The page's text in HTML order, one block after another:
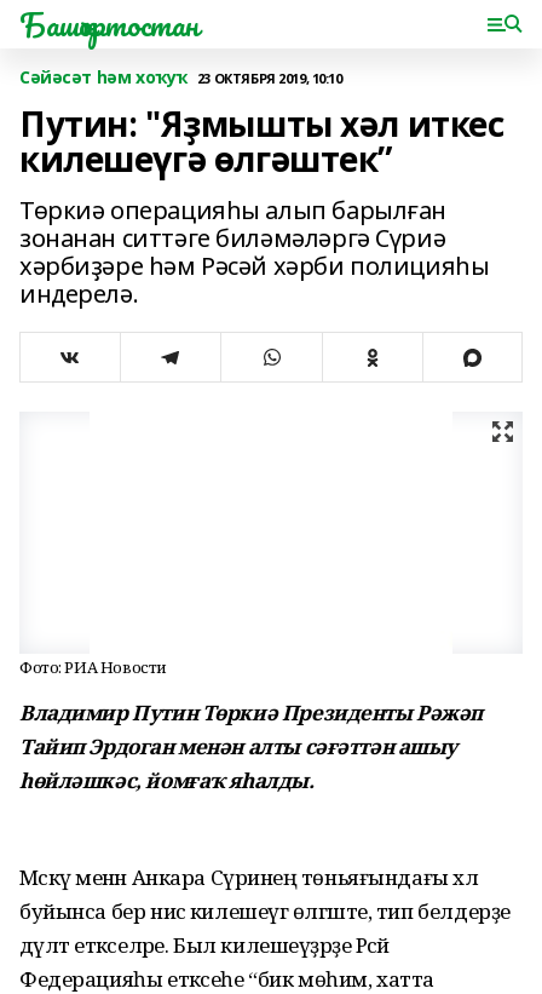
Башҡортостан
Сәйәсәт һәм хоҡуҡ 23 ОКТЯБРЯ 2019, 10:10
Путин: "Яҙмышты хәл иткес
килешеүгә өлгәштек”
Төркиә операцияһы алып барылған
зонанан ситтәге биләмәләргә Сүриә
хәрбиҙәре һәм Рәсәй хәрби полицияһы
индерелә.
Фото: РИА Новости
Владимир Путин Төркиә Президенты Рәжәп
Тайип Эрдоган менән алты сәғәттән ашыу
һөйләшкәс, йомғаҡ яһалды.
Мәскәү менән Анкара Сүриәнең төньяғындағы хәл
буйынса бер нисә килешеүгә өлгәште, тип белдерҙе
дәүләт етәкселәре. Был килешеүҙәрҙе Рәсәй
Федерацияһы етәксеһе “бик мөһим, хатта